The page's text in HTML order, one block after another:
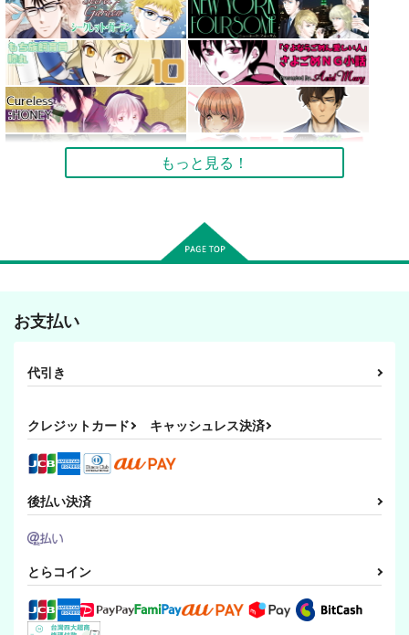
もっと見る！
お支払い
代引き
クレジットカード キャッシュレス決済
後払い決済
とらコイン